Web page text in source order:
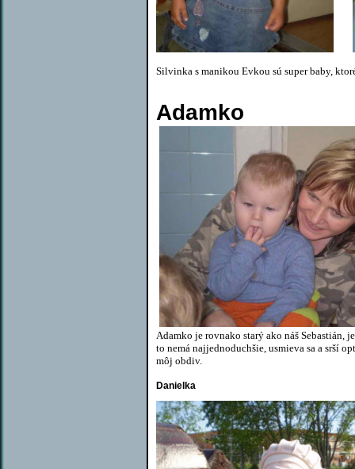
Silvinka s manikou Evkou sú super baby,
Adamko
Adamko je rovnako starý ako náš Sebastián,
to nemá najjednoduchšie, usmieva sa a srší
môj obdiv.
Danielka